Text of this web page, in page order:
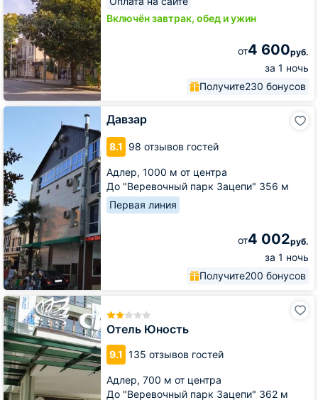
Включён завтрак, обед и ужин
от4 600руб.
за 1 ночь
Получите230 бонусов
Давзар
8.1 98 отзывов гостей
Адлер, 1000 м от центра
До "Веревочный парк Зацепи" 356 м
Первая линия
от4 002руб.
за 1 ночь
Получите200 бонусов
Давзар
Отель Юность
9.1 135 отзывов гостей
Адлер, 700 м от центра
До "Веревочный парк Зацепи" 362 м
Отель
Юность